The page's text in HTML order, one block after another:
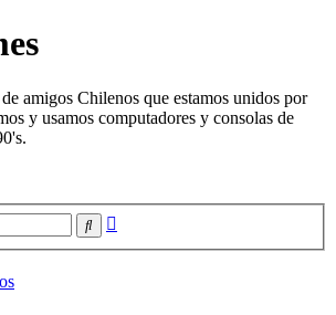
amigos Chilenos que estamos unidos por
y usamos computadores y consolas de
Buscar